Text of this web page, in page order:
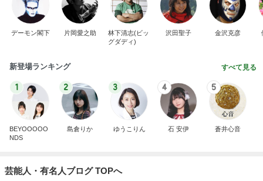
デーモン閣下 片岡愛之助
林下清志(ビッ
グダディ)
沢田聖子 金沢克彦
新登場ランキング すべて見る
1
BEYOOOOO
NDS
2
島倉りか
3
ゆうこりん
4
石 安伊
5
蒼井心音
芸能人・有名人ブログ TOPへ